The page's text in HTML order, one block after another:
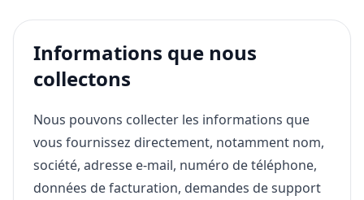
Informations que nous
collectons
Nous pouvons collecter les informations que
vous fournissez directement, notamment nom,
société, adresse e-mail, numéro de téléphone,
données de facturation, demandes de support